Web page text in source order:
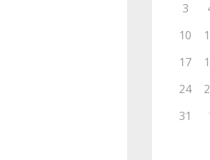
3
10
17
24
31